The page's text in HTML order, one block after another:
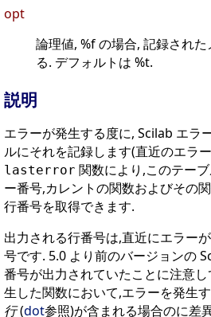
opt
論理値, %f の場合, 記録され
る. デフォルトは %t.
説明
エラーが発生する度に, Scilab エラ
ルにそれを記録します(直近のエラ
lasterror 関数により,このテー
ー番号,カレントの関数およびその
行番号を取得できます.
出力される行番号は,直近にエラー
号です. 5.0 より前のバージョンの
番号が出力されていたことに注意
生した関数において,エラーを発生
行(dot参照)が含まれる場合のに差